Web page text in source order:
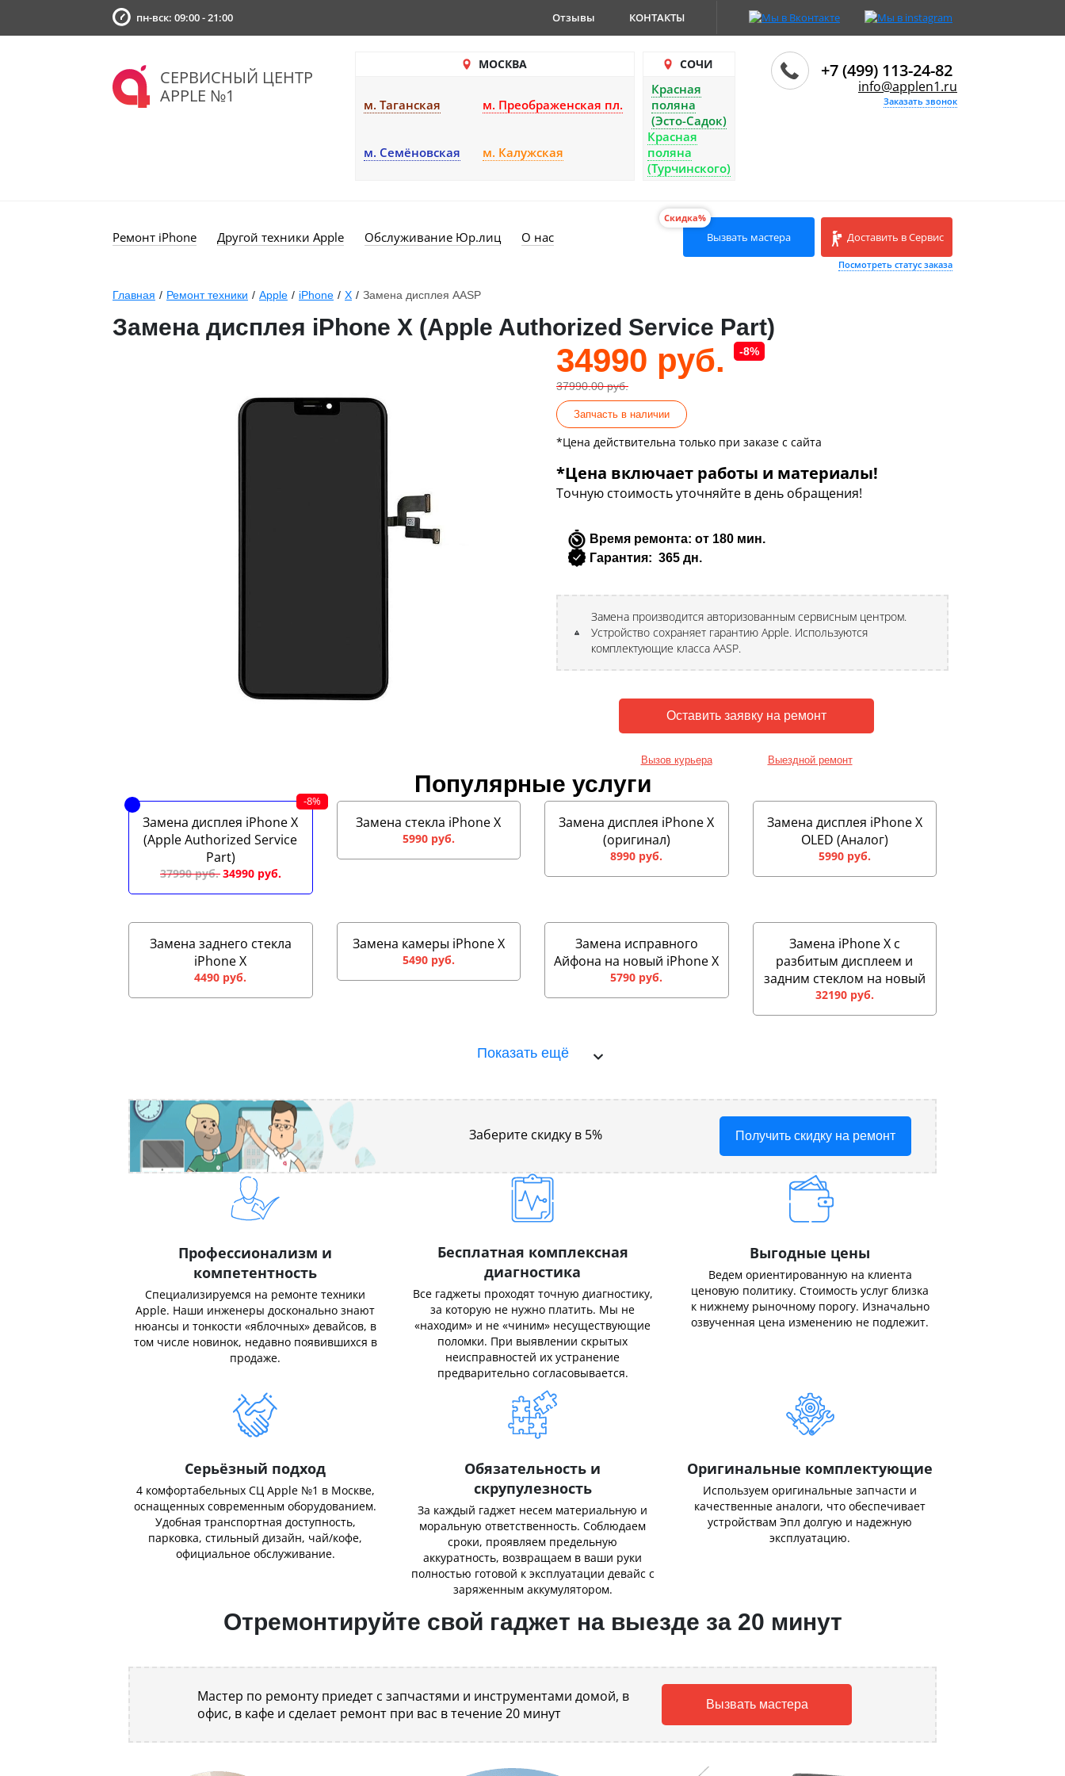
пн-вск: 09:00 - 21:00 Отзывы КОНТАКТЫ
СЕРВИСНЫЙ ЦЕНТР
APPLE №1
МОСКВА
м. Таганская м. Преображенская пл.
м. Семёновская м. Калужская
СОЧИ
Красная
поляна
(Эсто-Садок)
Красная
поляна
(Турчинского)
+7 (499) 113-24-82
info@applen1.ru
Заказать звонок
Ремонт iPhone Другой техники Apple Обслуживание Юр.лиц О нас
Скидка%
Вызвать мастера Доставить в Сервис
Посмотреть статус заказа
Главная / Ремонт техники / Apple / iPhone / X / Замена дисплея AASP
Замена дисплея iPhone X (Apple Authorized Service Part)
34990 руб. -8%
37990.00 руб.
Запчасть в наличии
*Цена действительна только при заказе с сайта
*Цена включает работы и материалы!
Точную стоимость уточняйте в день обращения!
Время ремонта: от 180 мин.
Гарантия: 365 дн.
Замена производится авторизованным сервисным центром.
Устройство сохраняет гарантию Apple. Используются
комплектующие класса AASP.
Вызов курьера Выездной ремонт
Популярные услуги
Замена дисплея iPhone X
(Apple Authorized Service
Part)
37990 руб.
Замена стекла iPhone X
5990 руб.
Замена дисплея iPhone X
(оригинал)
8990 руб.
Замена дисплея iPhone X
OLED (Аналог)
5990 руб.
Замена заднего стекла
iPhone X
4490 руб.
Замена камеры iPhone X
5490 руб.
Замена исправного
Айфона на новый iPhone X
5790 руб.
Замена iPhone X с
разбитым дисплеем и
задним стеклом на новый
32190 руб.
Показать ещё
Заберите скидку в 5% Получить скидку на ремонт
Профессионализм и
компетентность
Специализируемся на ремонте техники
Apple. Наши инженеры досконально знают
нюансы и тонкости «яблочных» девайсов, в
том числе новинок, недавно появившихся в
продаже.
Бесплатная комплексная
диагностика
Все гаджеты проходят точную диагностику,
за которую не нужно платить. Мы не
«находим» и не «чиним» несуществующие
поломки. При выявлении скрытых
неисправностей их устранение
предварительно согласовывается.
Выгодные цены
Ведем ориентированную на клиента
ценовую политику. Стоимость услуг близка
к нижнему рыночному порогу. Изначально
озвученная цена изменению не подлежит.
Серьёзный подход
4 комфортабельных СЦ Apple №1 в Москве,
оснащенных современным оборудованием.
Удобная транспортная доступность,
парковка, стильный дизайн, чай/кофе,
официальное обслуживание.
Обязательность и
скрупулезность
За каждый гаджет несем материальную и
моральную ответственность. Соблюдаем
сроки, проявляем предельную
аккуратность, возвращаем в ваши руки
полностью готовой к эксплуатации девайс с
заряженным аккумулятором.
Оригинальные комплектующие
Используем оригинальные запчасти и
качественные аналоги, что обеспечивает
устройствам Эпл долгую и надежную
эксплуатацию.
Отремонтируйте свой гаджет на выезде за 20 минут
Мастер по ремонту приедет с запчастями и инструментами домой, в
офис, в кафе и сделает ремонт при вас в течение 20 минут
Вызвать мастера